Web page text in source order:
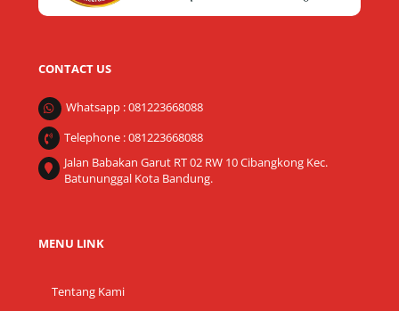
CONTACT US
Whatsapp : 081223668088
Telephone : 081223668088
Jalan Babakan Garut RT 02 RW 10 Cibangkong Kec.
Batununggal Kota Bandung.
MENU LINK
Tentang Kami